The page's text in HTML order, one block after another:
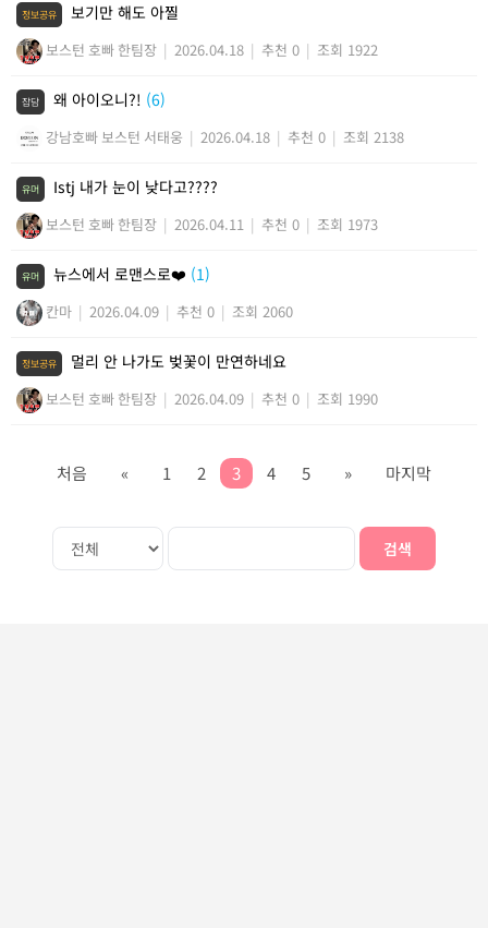
정보공유 보기만 해도 아찔
보스턴 호빠 한팀장 | 2026.04.18 | 추천 0 | 조회 1922
잡담 왜 아이오니?! (6)
강남호빠 보스턴 서태웅 | 2026.04.18 | 추천 0 | 조회 2138
유머 Istj 내가 눈이 낮다고????
보스턴 호빠 한팀장 | 2026.04.11 | 추천 0 | 조회 1973
유머 뉴스에서 로맨스로❤️ (1)
칸마 | 2026.04.09 | 추천 0 | 조회 2060
정보공유 멀리 안 나가도 벚꽃이 만연하네요
보스턴 호빠 한팀장 | 2026.04.09 | 추천 0 | 조회 1990
처음 « 1 2 3 4 5 » 마지막
검색